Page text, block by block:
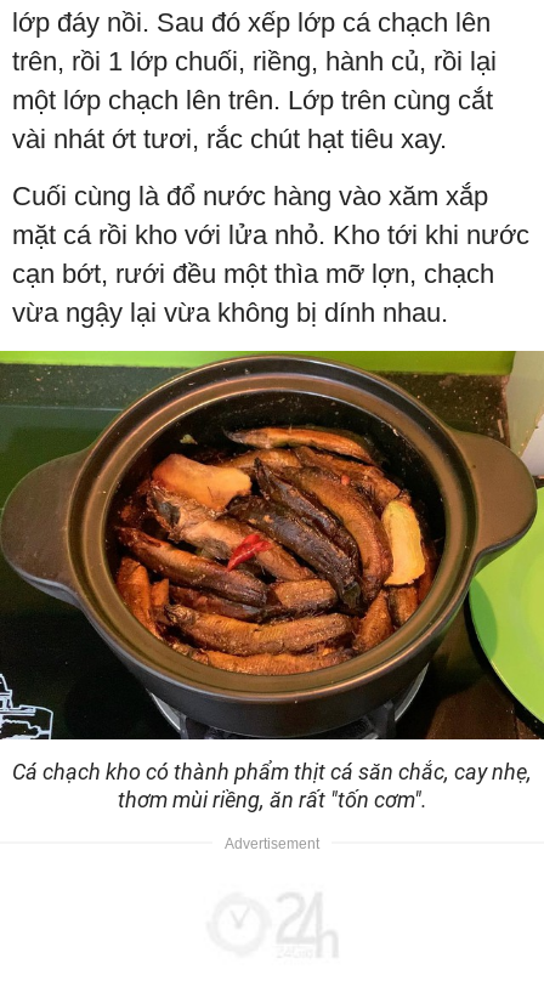
lớp đáy nồi. Sau đó xếp lớp cá chạch lên
trên, rồi 1 lớp chuối, riềng, hành củ, rồi lại
một lớp chạch lên trên. Lớp trên cùng cắt
vài nhát ớt tươi, rắc chút hạt tiêu xay.
Cuối cùng là đổ nước hàng vào xăm xắp
mặt cá rồi kho với lửa nhỏ. Kho tới khi nước
cạn bớt, rưới đều một thìa mỡ lợn, chạch
vừa ngậy lại vừa không bị dính nhau.
Cá chạch kho có thành phẩm thịt cá săn chắc, cay nhẹ,
thơm mùi riềng, ăn rất "tốn cơm".